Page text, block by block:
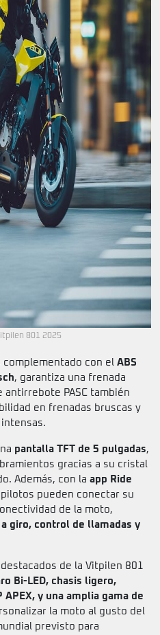
801 2025
con el ABS
, garantiza una frenada
antirrebote PASC también
en frenadas bruscas y
pantalla TFT de 5 pulgadas,
gracias a su cristal
Además, con la app Ride
pilotos pueden conectar su
de la moto,
giro, control de llamadas y
de la Vitpilen 801
Bi-LED, chasis ligero,
y una amplia gama de
la moto al gusto del
previsto para